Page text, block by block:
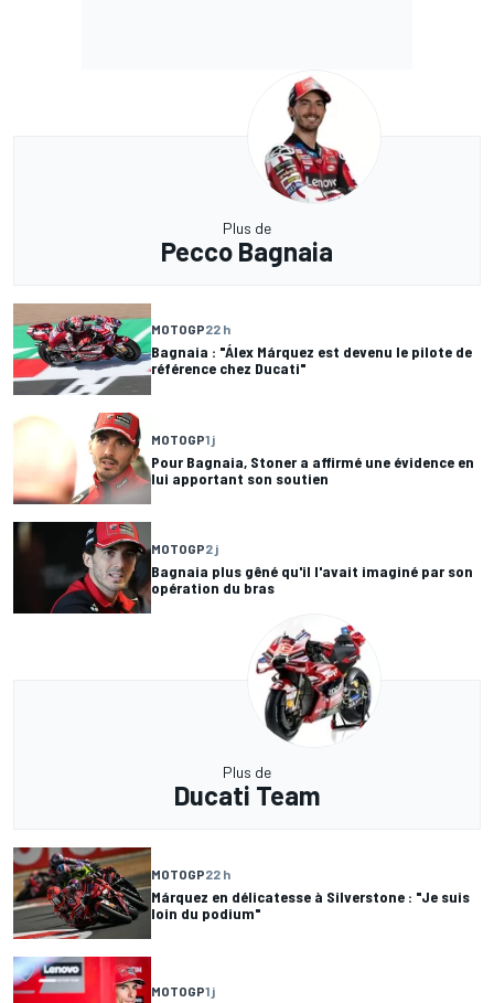
Plus de
Pecco Bagnaia
MOTOGP22 h
Bagnaia : "Álex Márquez est devenu le pilote de
référence chez Ducati"
MOTOGP1 j
Pour Bagnaia, Stoner a affirmé une évidence en
lui apportant son soutien
MOTOGP2 j
Bagnaia plus gêné qu'il l'avait imaginé par son
opération du bras
Plus de
Ducati Team
MOTOGP22 h
Márquez en délicatesse à Silverstone : "Je suis
loin du podium"
MOTOGP1 j